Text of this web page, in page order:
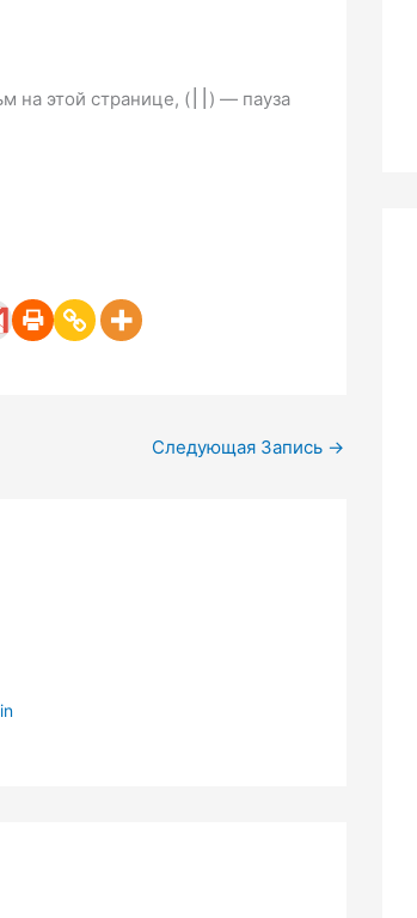
на этой странице, ( ) — пауза
Следующая Запись →